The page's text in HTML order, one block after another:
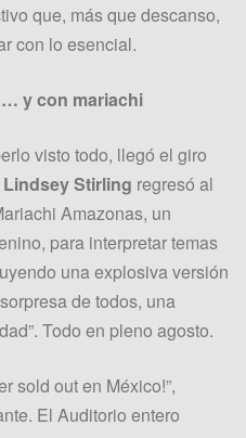
que, más que descanso,
con lo esencial.
y con mariachi
visto todo, llegó el giro
Lindsey Stirling regresó al
Amazonas, un
para interpretar temas
una explosiva versión
de todos, una
Todo en pleno agosto.
sold out en México!”,
El Auditorio entero